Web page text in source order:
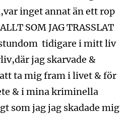
inget annat än ett rop
SOM JAG TRASSLAT
tidigare i mitt liv
jag skarvade &
ta mig fram i livet & för
& i mina kriminella
som jag jag skadade mig